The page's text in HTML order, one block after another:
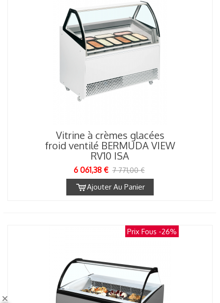
Vitrine à crèmes glacées
froid ventilé BERMUDA VIEW
RV10 ISA
6 061,38 € 7 771,00 €
Ajouter Au Panier
Prix Fous -26%